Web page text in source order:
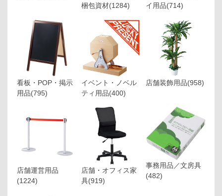
梱包資材(1284)
イ用品(714)
看板・POP・掲示
用品(795)
イベント・ノベル
ティ用品(400)
店舗装飾用品(958)
店舗運営用品
(1224)
店舗・オフィス家
具(919)
事務用品／文房具
(482)